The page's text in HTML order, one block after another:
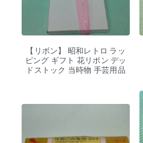
【リボン】 昭和レトロ ラッ
ピング ギフト 花リボン デッ
ドストック 当時物 手芸用品